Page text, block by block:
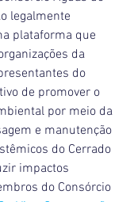
legalmente
plataforma que
da
do
de promover o
por meio da
e manutenção
do Cerrado
impactos
do Consórcio